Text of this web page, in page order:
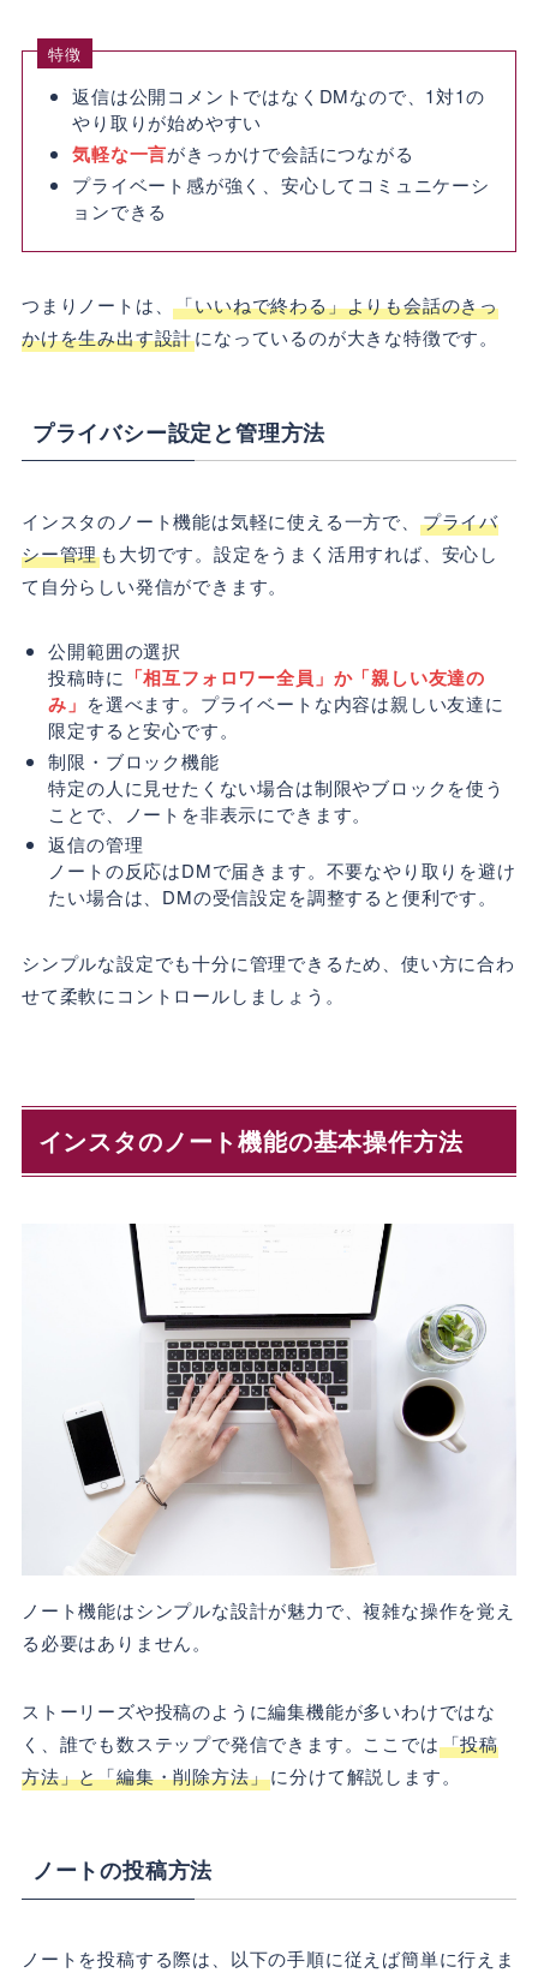
特徴
返信は公開コメントではなくDMなので、1対1の
やり取りが始めやすい
気軽な一言がきっかけで会話につながる
プライベート感が強く、安心してコミュニケーシ
ョンできる
つまりノートは、「いいねで終わる」よりも会話のきっ
かけを生み出す設計になっているのが大きな特徴です。
プライバシー設定と管理方法
インスタのノート機能は気軽に使える一方で、 プライバ
シー管理 も大切です。設定をうまく活用すれば、安心し
て自分らしい発信ができます。
公開範囲の選択
投稿時に 「相互フォロワー全員」か「親しい友達の
み」 を選べます。プライベートな内容は親しい友達に
限定すると安心です。
制限・ブロック機能
特定の人に見せたくない場合は制限やブロックを使う
ことで、ノートを非表示にできます。
返信の管理
ノートの反応はDMで届きます。不要なやり取りを避け
たい場合は、DMの受信設定を調整すると便利です。
シンプルな設定でも十分に管理できるため、使い方に合わ
せて柔軟にコントロールしましょう。
インスタのノート機能の基本操作方法
ノート機能はシンプルな設計が魅力で、複雑な操作を覚え
る必要はありません。
ストーリーズや投稿のように編集機能が多いわけではな
く、誰でも数ステップで発信できます。ここでは「投稿
方法」と「編集・削除方法」に分けて解説します。
ノートの投稿方法
ノートを投稿する際は、以下の手順に従えば簡単に行えま